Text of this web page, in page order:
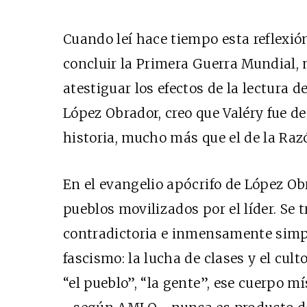
Cuando leí hace tiempo esta
concluir la Primera Guerra Mundial,
atestiguar los efectos de la lectura
López Obrador, creo que Valéry fue
historia, mucho más que el de la
En el evangelio apócrifo de López
pueblos movilizados por el líder. Se
contradictoria e inmensamente
fascismo: la lucha de clases y el
“el pueblo”, “la gente”, ese cuerpo